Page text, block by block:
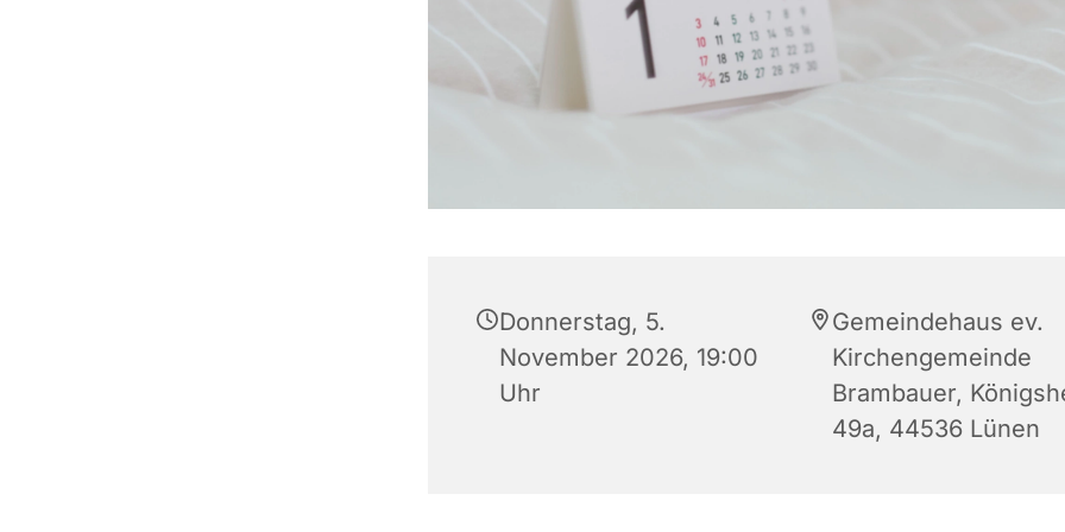
Donnerstag, 5.
November 2026, 19:00
Uhr
Gemeindehaus ev.
Kirchengemeinde
Brambauer,
49a, 44536 Lünen